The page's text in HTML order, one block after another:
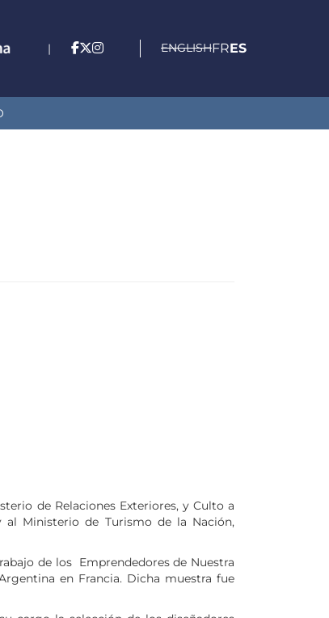
| ENGLISHFRES
de Relaciones Exteriores, y Culto a
Ministerio de Turismo de la Nación,
de los Emprendedores de Nuestra
en Francia. Dicha muestra fue